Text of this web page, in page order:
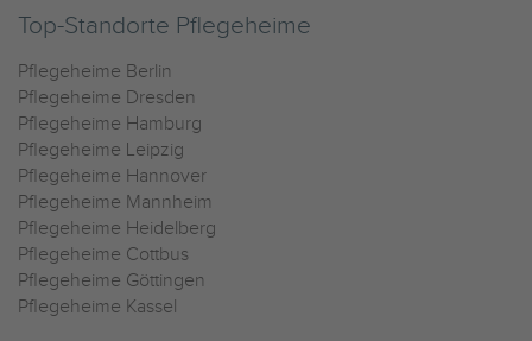
Top-Standorte Pflegeheime
Pflegeheime Berlin
Pflegeheime Dresden
Pflegeheime Hamburg
Pflegeheime Leipzig
Pflegeheime Hannover
Pflegeheime Mannheim
Pflegeheime Heidelberg
Pflegeheime Cottbus
Pflegeheime Göttingen
Pflegeheime Kassel